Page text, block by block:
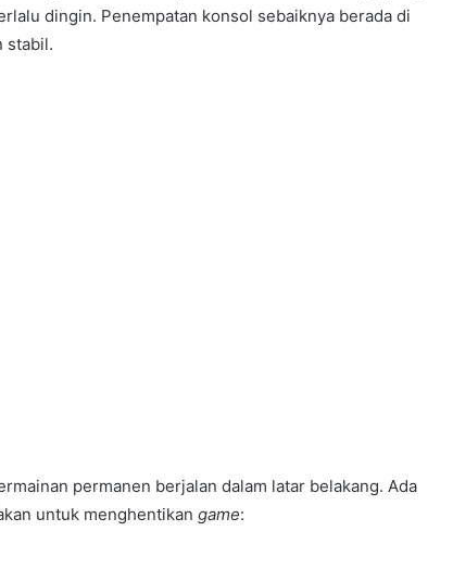
dingin. Penempatan konsol sebaiknya berada di
stabil.
permanen berjalan dalam latar belakang. Ada
untuk menghentikan game: